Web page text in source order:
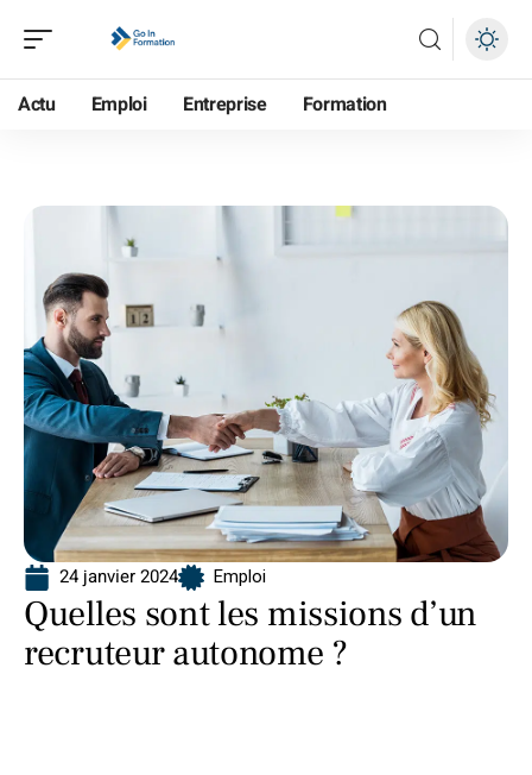
Actu Emploi Entreprise Formation
24 janvier 2024 Emploi
Quelles sont les missions d’un
recruteur autonome ?